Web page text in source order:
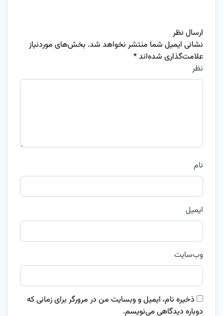
ارسال نظر
نشانی ایمیل شما منتشر نخواهد شد. بخش‌های موردنیاز
علامت‌گذاری شده‌اند*
نظر
نام
ایمیل
وب‌سایت
ذخیره نام، ایمیل و وبسایت من در مرورگر برای زمانی که
دوباره دیدگاهی می‌نویسم.